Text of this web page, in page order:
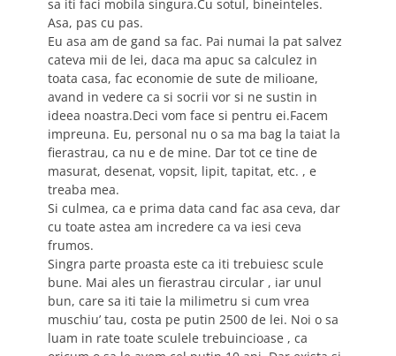
sa iti faci mobila singura.Cu sotul, bineinteles.
Asa, pas cu pas.
Eu asa am de gand sa fac. Pai numai la pat salvez
cateva mii de lei, daca ma apuc sa calculez in
toata casa, fac economie de sute de milioane,
avand in vedere ca si socrii vor si ne sustin in
ideea noastra.Deci vom face si pentru ei.Facem
impreuna. Eu, personal nu o sa ma bag la taiat la
fierastrau, ca nu e de mine. Dar tot ce tine de
masurat, desenat, vopsit, lipit, tapitat, etc. , e
treaba mea.
Si culmea, ca e prima data cand fac asa ceva, dar
cu toate astea am incredere ca va iesi ceva
frumos.
Singra parte proasta este ca iti trebuiesc scule
bune. Mai ales un fierastrau circular , iar unul
bun, care sa iti taie la milimetru si cum vrea
muschiu’ tau, costa pe putin 2500 de lei. Noi o sa
luam in rate toate sculele trebuincioase , ca